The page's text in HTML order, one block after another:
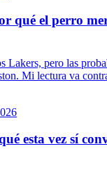
qué el perro
Lakers, pero las
Mi lectura va
esta vez sí